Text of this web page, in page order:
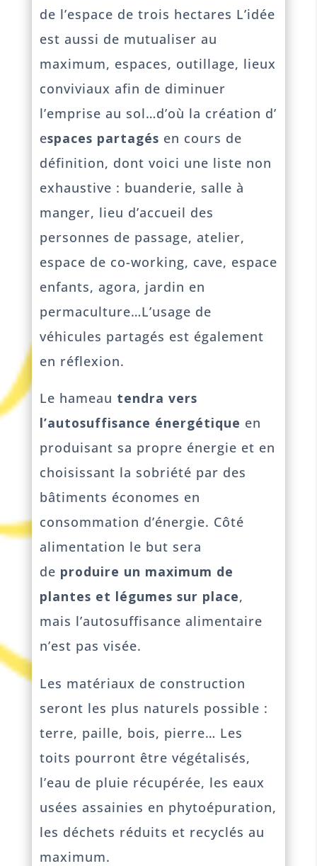
de l’espace de trois hectares L’idée
est aussi de mutualiser au
maximum, espaces, outillage, lieux
conviviaux afin de diminuer
l’emprise au sol…d’où la création d’
espaces partagés en cours de
définition, dont voici une liste non
exhaustive : buanderie, salle à
manger, lieu d’accueil des
personnes de passage, atelier,
espace de co-working, cave, espace
enfants, agora, jardin en
permaculture…L’usage de
véhicules partagés est également
en réflexion.
Le hameau tendra vers
l’autosuffisance énergétique en
produisant sa propre énergie et en
choisissant la sobriété par des
bâtiments économes en
consommation d’énergie. Côté
alimentation le but sera
de produire un maximum de
plantes et légumes sur place,
mais l’autosuffisance alimentaire
n’est pas visée.
Les matériaux de construction
seront les plus naturels possible :
terre, paille, bois, pierre… Les
toits pourront être végétalisés,
l’eau de pluie récupérée, les eaux
usées assainies en phytoépuration,
les déchets réduits et recyclés au
maximum.